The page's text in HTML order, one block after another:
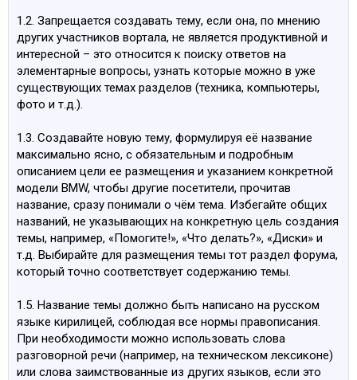
1.2. Запрещается создавать тему, если она, по мнению
других участников вортала, не является продуктивной и
интересной – это относится к поиску ответов на
элементарные вопросы, узнать которые можно в уже
существующих темах разделов (техника, компьютеры,
фото и т.д.).
1.3. Создавайте новую тему, формулируя её название
максимально ясно, с обязательным и подробным
описанием цели ее размещения и указанием конкретной
модели BMW, чтобы другие посетители, прочитав
название, сразу понимали о чём тема. Избегайте общих
названий, не указывающих на конкретную цель создания
темы, например, «Помогите!», «Что делать?», «Диски» и
т.д. Выбирайте для размещения темы тот раздел форума,
который точно соответствует содержанию темы.
1.5. Название темы должно быть написано на русском
языке кирилицей, соблюдая все нормы правописания.
При необходимости можно использовать слова
разговорной речи (например, на техническом лексиконе)
или слова заимствованные из других языков, если это